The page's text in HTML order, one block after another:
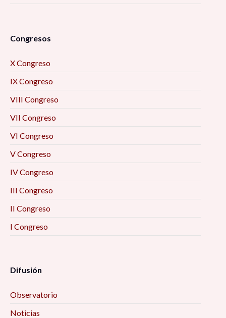
Congresos
X Congreso
IX Congreso
VIII Congreso
VII Congreso
VI Congreso
V Congreso
IV Congreso
III Congreso
II Congreso
I Congreso
Difusión
Observatorio
Noticias